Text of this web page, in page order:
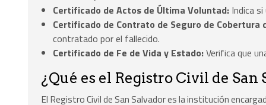
Certificado de Actos de Última Voluntad: Indica
Certificado de Contrato de Seguro de Cobertura
contratado por el fallecido.
Certificado de Fe de Vida y Estado:Verifica que
¿Qué es el Registro Civil de San
El Registro Civil de San Salvador es la institución